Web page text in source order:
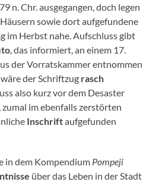
n. Chr. ausgegangen, doch legen
sowie dort aufgefundene
im Herbst nahe. Aufschluss gibt
, das informiert, an einem 17.
der Vorratskammer entnommen
der Schriftzug rasch
also kurz vor dem Desaster
im ebenfalls zerstörten
Inschriftaufgefunden
in dem Kompendium Pompeji
über das Leben in der Stadt